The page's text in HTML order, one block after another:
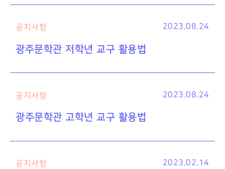
공지사항
광주문학관 저학년 교구 활용법
2023.08.24
공지사항
광주문학관 고학년 교구 활용법
2023.08.24
공지사항 2023.02.14